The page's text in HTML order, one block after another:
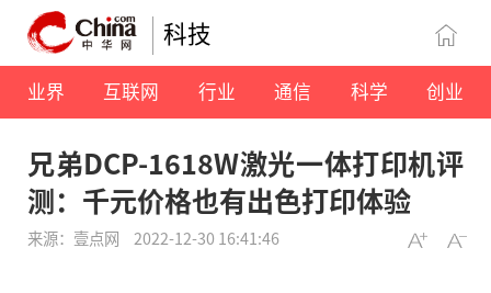
科技
业界 互联网 行业 通信 科学 创业
兄弟DCP-1618W激光一体打印机评
测：千元价格也有出色打印体验
来源：壹点网 2022-12-30 16:41:46